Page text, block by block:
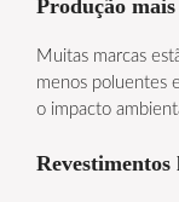
Produção
Muitas marcas
menos poluentes
o impacto